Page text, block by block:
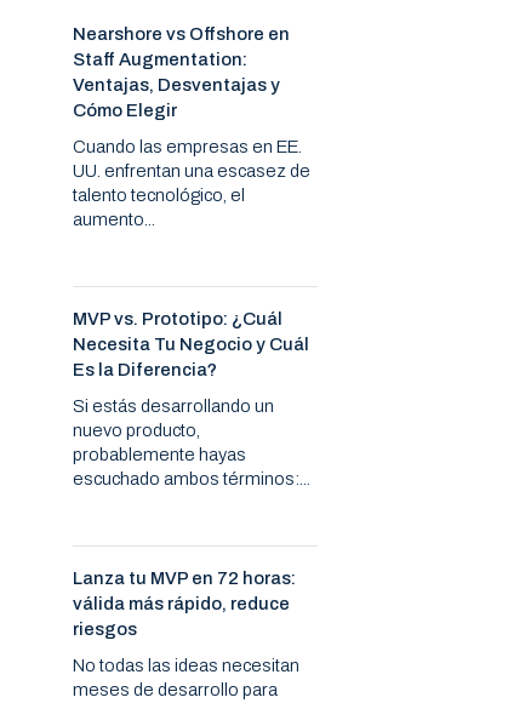
Nearshore vs Offshore en
Staff Augmentation:
Ventajas, Desventajas y
Cómo Elegir
Cuando las empresas en EE.
UU. enfrentan una escasez de
talento tecnológico, el
aumento...
MVP vs. Prototipo: ¿Cuál
Necesita Tu Negocio y Cuál
Es la Diferencia?
Si estás desarrollando un
nuevo producto,
probablemente hayas
escuchado ambos términos:...
Lanza tu MVP en 72 horas:
válida más rápido, reduce
riesgos
No todas las ideas necesitan
meses de desarrollo para